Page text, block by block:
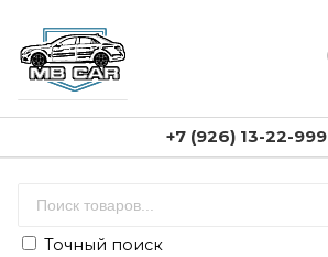
+7 (926) 13-22-999
Точный поиск